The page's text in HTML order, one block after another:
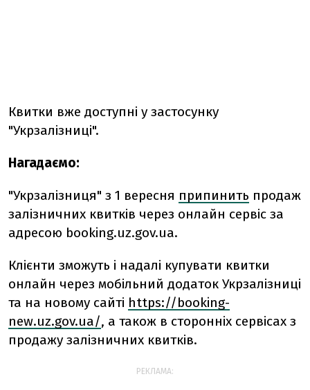
Квитки вже доступні у застосунку
"Укрзалізниці".
Нагадаємо:
"Укрзалізниця" з 1 вересня припинить продаж
залізничних квитків через онлайн сервіс за
адресою booking.uz.gov.ua.
Клієнти зможуть і надалі купувати квитки
онлайн через мобільний додаток Укрзалізниці
та на новому сайті https://booking-
new.uz.gov.ua/, а також в сторонніх сервісах з
продажу залізничних квитків.
РЕКЛАМА: